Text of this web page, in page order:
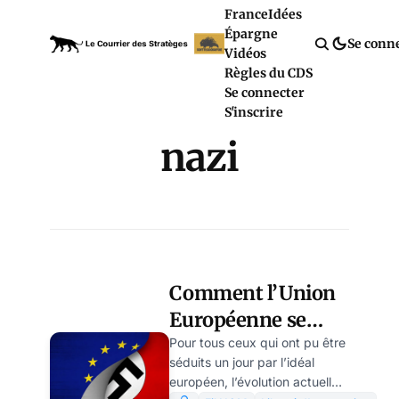
FranceIdées
Épargne
Vidéos
Règles du CDS
Se connecter
S'inscrire
Se
nazi
Comment l’Union
Européenne se
transforme en
Quatrième Reich !
Pour tous ceux qui ont pu être
séduits un jour par l’idéal
européen, l’évolution actuelle